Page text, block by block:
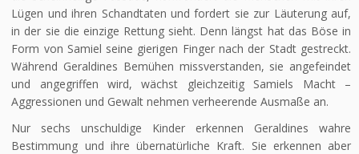
Lügen und ihren Schandtaten und fordert sie zur Läuterung auf,
in der sie die einzige Rettung sieht. Denn längst hat das Böse in
Form von Samiel seine gierigen Finger nach der Stadt gestreckt.
Während Geraldines Bemühen missverstanden, sie angefeindet
und angegriffen wird, wächst gleichzeitig Samiels Macht –
Aggressionen und Gewalt nehmen verheerende Ausmaße an.
Nur sechs unschuldige Kinder erkennen Geraldines wahre
Bestimmung und ihre übernatürliche Kraft. Sie erkennen aber